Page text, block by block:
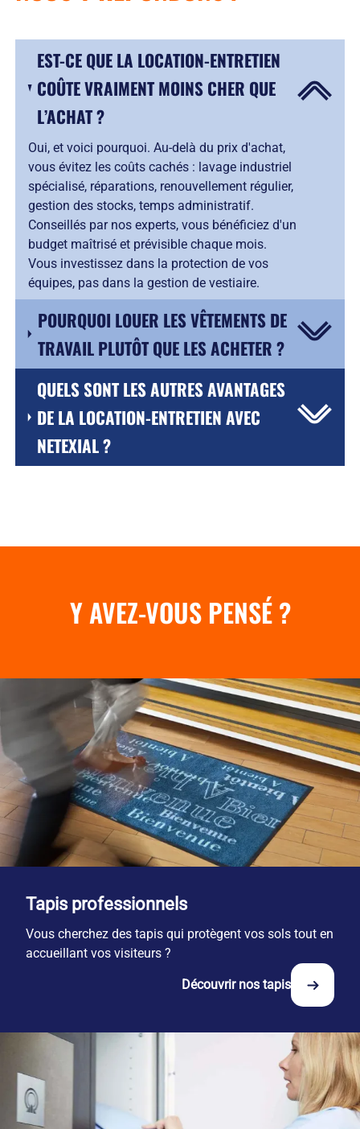
EST-CE QUE LA LOCATION-ENTRETIEN
COÛTE VRAIMENT MOINS CHER QUE
L’ACHAT ?
Oui, et voici pourquoi. Au-delà du prix d'achat,
vous évitez les coûts cachés : lavage industriel
spécialisé, réparations, renouvellement régulier,
gestion des stocks, temps administratif.
Conseillés par nos experts, vous bénéficiez d'un
budget maîtrisé et prévisible chaque mois.
Vous investissez dans la protection de vos
équipes, pas dans la gestion de vestiaire.
POURQUOI LOUER LES VÊTEMENTS DE
TRAVAIL PLUTÔT QUE LES ACHETER ?
QUELS SONT LES AUTRES AVANTAGES
DE LA LOCATION-ENTRETIEN AVEC
NETEXIAL ?
Y AVEZ-VOUS PENSÉ ?
Tapis professionnels
Vous cherchez des tapis qui protègent vos sols tout en
accueillant vos visiteurs ?
Découvrir nos tapis